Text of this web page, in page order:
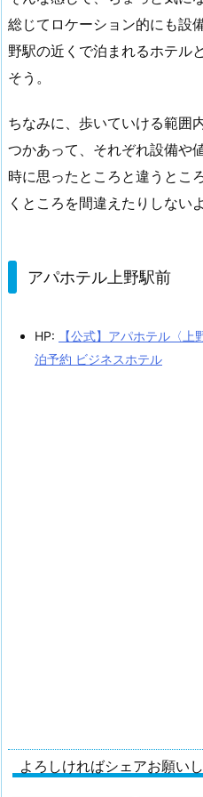
総じてロケーション的にも設
野駅の近くで泊まれるホテル
そう。
ちなみに、歩いていける範囲
つかあって、それぞれ設備や
時に思ったところと違うとこ
くところを間違えたりしない
アパホテル上野駅前
HP:
【公式】アパホテル〈
泊予約 ビジネスホテル
よろしければシェアお願い